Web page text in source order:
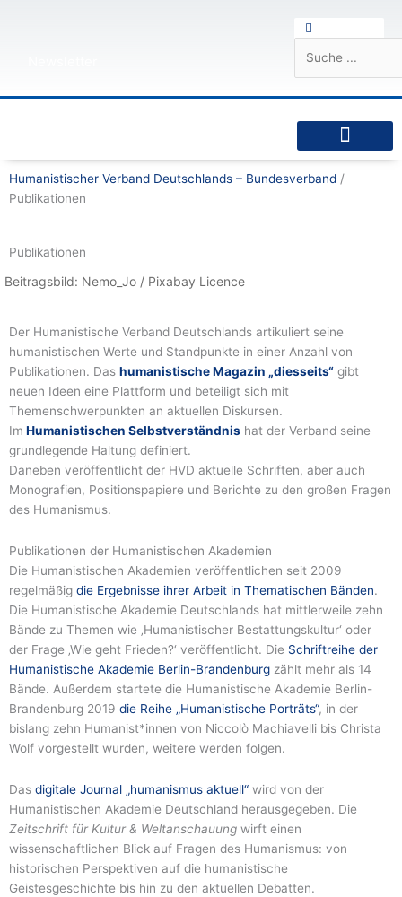
SucheSuche
Humanistischer Verband Deutschlands – Bundesverband /
Publikationen
Publikationen
Beitragsbild: Nemo_Jo / Pixabay Licence
Der Humanistische Verband Deutschlands artikuliert seine
humanistischen Werte und Standpunkte in einer Anzahl von
Publikationen. Das humanistische Magazin „diesseits“ gibt
neuen Ideen eine Plattform und beteiligt sich mit
Themenschwerpunkten an aktuellen Diskursen.
Im Humanistischen Selbstverständnis hat der Verband seine
grundlegende Haltung definiert.
Daneben veröffentlicht der HVD aktuelle Schriften, aber auch
Monografien, Positionspapiere und Berichte zu den großen Fragen
des Humanismus.
Publikationen der Humanistischen Akademien
Die Humanistischen Akademien veröffentlichen seit 2009
regelmäßig die Ergebnisse ihrer Arbeit in Thematischen Bänden.
Die Humanistische Akademie Deutschlands hat mittlerweile zehn
Bände zu Themen wie ‚Humanistischer Bestattungskultur‘ oder
der Frage ‚Wie geht Frieden?‘ veröffentlicht. Die Schriftreihe der
Humanistische Akademie Berlin-Brandenburg zählt mehr als 14
Bände. Außerdem startete die Humanistische Akademie Berlin-
Brandenburg 2019 die Reihe „Humanistische Porträts“, in der
bislang zehn Humanist*innen von Niccolò Machiavelli bis Christa
Wolf vorgestellt wurden, weitere werden folgen.
Das digitale Journal „humanismus aktuell“ wird von der
Humanistischen Akademie Deutschland herausgegeben. Die
Zeitschrift für Kultur & Weltanschauung wirft einen
wissenschaftlichen Blick auf Fragen des Humanismus: von
historischen Perspektiven auf die humanistische
Geistesgeschichte bis hin zu den aktuellen Debatten.